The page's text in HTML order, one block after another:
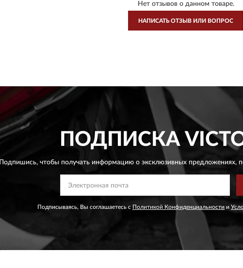
Нет отзывов о данном товаре.
НАПИСАТЬ ОТЗЫВ ИЛИ ВОПРОС
ПОДПИСКА
Подпишись, чтобы получать информацию о эксклюзивных предложениях,
Подписываясь, Вы соглашаетесь с Политикой Конфиденциальности и